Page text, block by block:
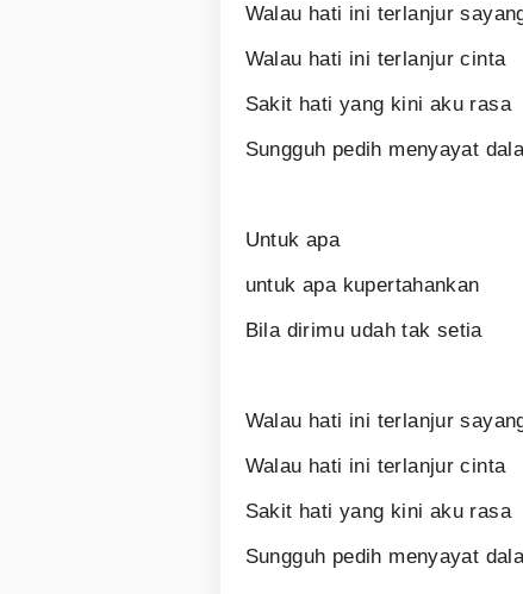
Walau hati ini terlanjur
Walau hati ini terlanjur cinta
Sakit hati yang kini aku rasa
Sungguh pedih menyayat
Untuk apa
untuk apa kupertahankan
Bila dirimu udah tak setia
Walau hati ini terlanjur
Walau hati ini terlanjur cinta
Sakit hati yang kini aku rasa
Sungguh pedih menyayat